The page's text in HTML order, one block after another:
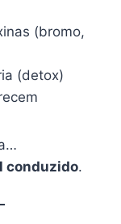
(bromo,
(detox)
conduzido.